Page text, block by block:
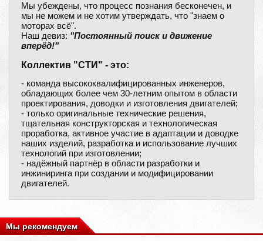
Мы убеждены, что процесс познания бесконечен, и
мы не можем и не хотим утверждать, что "знаем о
моторах всё".
Наш девиз: "Постоянный поиск и движение
вперёд!"
Коллектив "СТИ" - это:
- команда высококвалифицированных инженеров,
обладающих более чем 30-летним опытом в области
проектирования, доводки и изготовления двигателей;
- только оригинальные технические решения,
тщательная конструкторская и технологическая
проработка, активное участие в адаптации и доводке
наших изделий, разработка и использование лучших
технологий при изготовлении;
- надёжный партнёр в области разработки и
инжиниринга при создании и модифицировании
двигателей.
Мы рекомендуем